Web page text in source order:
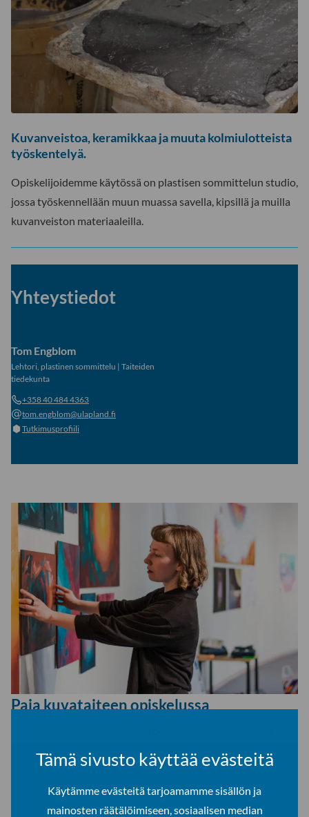
Tämä sivusto käyttää evästeitä
Käytämme evästeitä tarjoamamme sisällön ja
mainosten räätälöimiseen, sosiaalisen median
Kuvanveistoa, keramikkaa ja muuta kolmiulotteista
työskentelyä.
Opiskelijoidemme käytössä on plastisen sommittelun studio,
jossa työskennellään muun muassa savella, kipsillä ja muilla
kuvanveiston materiaaleilla.
Yhteystiedot
Tom Engblom
Lehtori, plastinen sommittelu | Taiteiden
tiedekunta
+358 40 484 4363
tom.engblom@ulapland.fi
Tutkimusprofiili
Paja kuvataiteen opiskelussa
Aineopinnoissa syvennät valmiuksiasi kuvataiteen eri osa-
alueilla, kuten tilallisen taiteen, piirustuksen, maalauksen,
valokuvauksen tai grafiikan keinoin, ja vahvistat itsenäistä